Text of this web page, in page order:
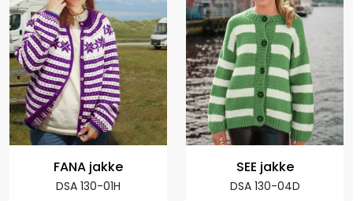
FANA jakke
DSA 130-01H
SEE jakke
DSA 130-04D